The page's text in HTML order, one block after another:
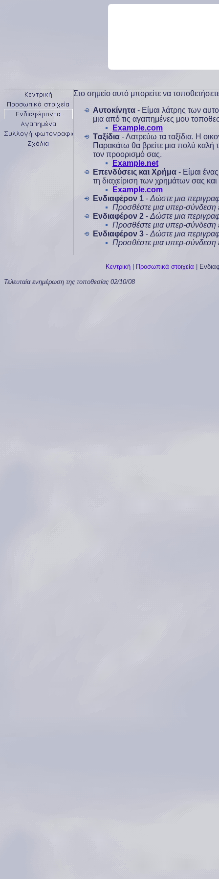
Στο σημείο αυτό μπορείτε να
Aυτοκίνητα - Είμαι λάτρης των
μια από τις αγαπημένες μου
Example.com
Tαξίδια - Λατρεύω τα ταξίδια. Η
Παρακάτω θα βρείτε μια πολύ καλή
τον προορισμό σας.
Example.net
Επενδύσεις και Χρήμα - Είμαι
τη διαχείριση των χρημάτων σας
Example.com
Ενδιαφέρον 1 - Δώστε μια
Προσθέστε μια υπερ-σύνδεση
Ενδιαφέρον 2 - Δώστε μια
Προσθέστε μια υπερ-σύνδεση
Ενδιαφέρον 3 - Δώστε μια
Προσθέστε μια υπερ-σύνδεση
Κεντρική| Προσωπικά στοιχεία
Τελευταία ενημέρωση της τοποθεσίας 02/10/08